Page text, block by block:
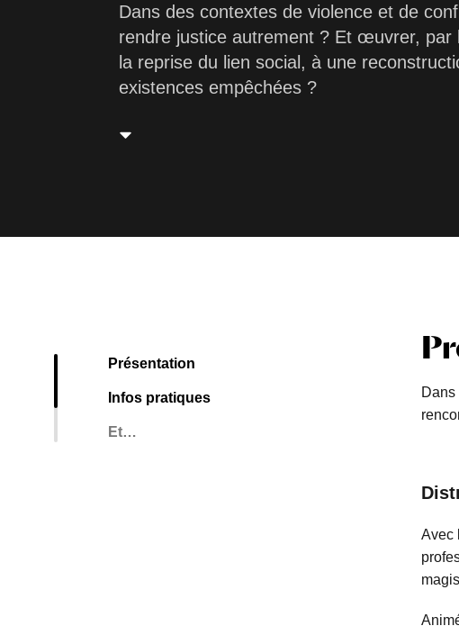
Dans des contextes de violence et de
rendre justice autrement ? Et œuvrer, par
la reprise du lien social, à une
existences empêchées ?
Présentation
Infos pratiques
Et…
Avec